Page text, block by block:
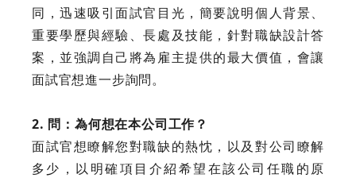
同，迅速吸引面試官目光，簡要說明個人背景、
重要學歷與經驗、長處及技能，針對職缺設計答
案，並強調自己將為雇主提供的最大價值，會讓
面試官想進一步詢問。
2. 問：為何想在本公司工作？
面試官想瞭解您對職缺的熱忱，以及對公司瞭解
多少，以明確項目介紹希望在該公司任職的原